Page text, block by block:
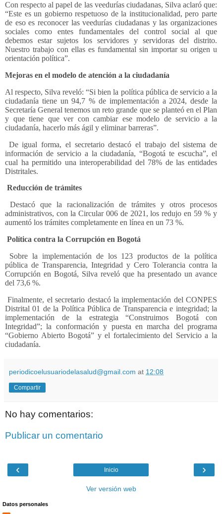
Con respecto al papel de las veedurías ciudadanas, Silva aclaró que:
“Este es un gobierno respetuoso de la institucionalidad, pero parte
de eso es reconocer las veedurías ciudadanas y las organizaciones
sociales como entes fundamentales del control social al que
debemos estar sujetos los servidores y servidoras del distrito.
Nuestro trabajo con ellas es fundamental sin importar su origen u
orientación política”.
Mejoras en el modelo de atención a la ciudadanía
Al respecto, Silva reveló: “Si bien la política pública de servicio a la
ciudadanía tiene un 94,7 % de implementación a 2024, desde la
Secretaría General tenemos un reto grande que se planteó en el Plan
y que tiene que ver con cambiar ese modelo de servicio a la
ciudadanía, hacerlo más ágil y eliminar barreras”.
De igual forma, el secretario destacó el trabajo del sistema de
información de servicio a la ciudadanía, “Bogotá te escucha”, el
cual ha permitido una interoperabilidad del 78% de las entidades
Distritales.
Reducción de trámites
Destacó que la racionalización de trámites y otros procesos
administrativos, con la Circular 006 de 2021, los redujo en 59 % y
aumentó los trámites completamente en línea en un 73 %.
Política contra la Corrupción en Bogotá
Sobre la implementación de los 123 productos de la política
pública de Transparencia, Integridad y Cero Tolerancia contra la
Corrupción en Bogotá, Silva reveló que ha presentado un avance
del 73,6 %.
Finalmente, el secretario destacó la implementación del CONPES
Distrital 01 de la Política Pública de Transparencia e integridad; la
implementación de la estrategia “Construimos Bogotá con
Integridad”; la conformación y puesta en marcha del programa
“Gobierno Abierto Bogotá” y el fortalecimiento del Servicio a la
ciudadanía.
periodicoelusuariodelasalud@gmail.com at 12:08
Compartir
No hay comentarios:
Publicar un comentario
‹ ›
Inicio
Ver versión web
Datos personales